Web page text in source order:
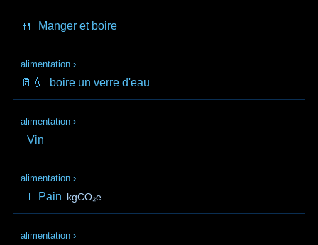
🍴 Manger et boire
alimentation ›
🥛💧 boire un verre d'eau
alimentation ›
Vin
alimentation ›
🍞 Pain kgCO₂e
alimentation ›